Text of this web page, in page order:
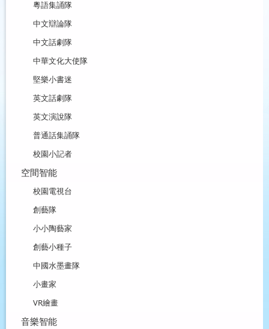
粵語集誦隊
中文辯論隊
中文話劇隊
中華文化大使隊
堅樂小書迷
英文話劇隊
英文演說隊
普通話集誦隊
校園小記者
空間智能
校園電視台
創藝隊
小小陶藝家
創藝小種子
中國水墨畫隊
小畫家
VR繪畫
音樂智能